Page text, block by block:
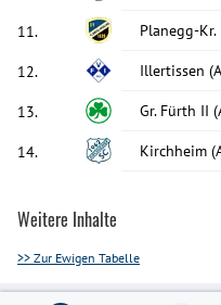
11. Planegg-Kr.
12. Illertissen
13. Gr. Fürth II
14. Kirchheim
Weitere Inhalte
>> Zur Ewigen Tabelle